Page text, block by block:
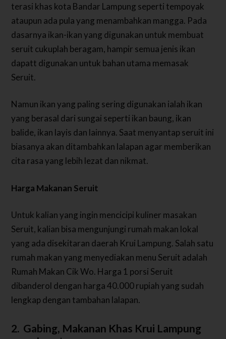
terasi khas kota Bandar Lampung seperti tempoyak
ataupun ada pula yang menambahkan mangga. Pada
dasarnya ikan-ikan yang digunakan untuk membuat
seruit cukuplah beragam, hampir semua jenis ikan
dapatt digunakan untuk bahan utama memasak
Seruit.
Namun ikan yang paling sering digunakan ialah ikan
yang berasal dari sungai seperti ikan baung, ikan
balide, ikan layis dan lainnya. Saat menyantap seruit ini
biasanya akan ditambahkan lalapan agar memberikan
cita rasa yang lebih lezat dan nikmat.
Harga Makanan Seruit
Untuk kalian yang ingin mencicipi kuliner masakan
Seruit, kalian bisa mengunjungi rumah makan lokal
yang ada disekitaran daerah Krui Lampung. Salah satu
rumah makan yang menyediakan menu Seruit adalah
Rumah Makan Cik Wo. Harga 1 porsi Seruit
dibanderol dengan harga 40.000 rupiah yang sudah
lengkap dengan tambahan lalapan.
2. Gabing, Makanan Khas Krui Lampung